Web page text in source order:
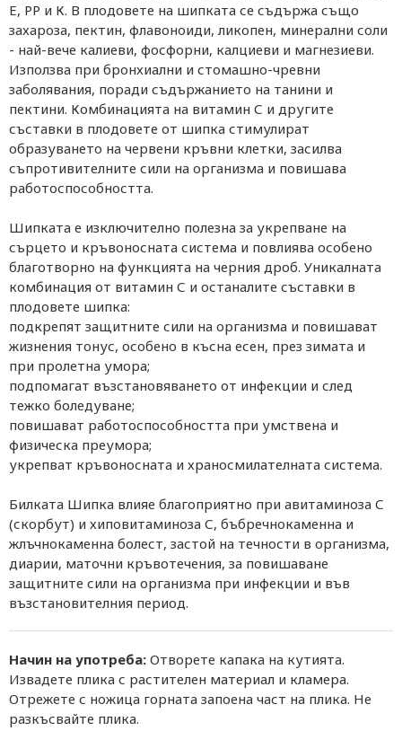
Е, РР и К. В плодовете на шипката се съдържа също
захароза, пектин, флавоноиди, ликопен, минерални соли
- най-вече калиеви, фосфорни, калциеви и магнезиеви.
Използва при бронхиални и стомашно-чревни
заболявания, поради съдържанието на танини и
пектини. Комбинацията на витамин С и другите
съставки в плодовете от шипка стимулират
образуването на червени кръвни клетки, засилва
съпротивителните сили на организма и повишава
работоспособността.
Шипката е изключително полезна за укрепване на
сърцето и кръвоносната система и повлиява особено
благотворно на функцията на черния дроб. Уникалната
комбинация от витамин С и останалите съставки в
плодовете шипка:
подкрепят защитните сили на организма и повишават
жизнения тонус, особено в късна есен, през зимата и
при пролетна умора;
подпомагат възстановяването от инфекции и след
тежко боледуване;
повишават работоспособността при умствена и
физическа преумора;
укрепват кръвоносната и храносмилателната система.
Билката Шипка влияе благоприятно при авитаминоза С
(скорбут) и хиповитаминоза С, бъбречнокаменна и
жлъчнокаменна болест, застой на течности в организма,
диарии, маточни кръвотечения, за повишаване
защитните сили на организма при инфекции и във
възстановителния период.
Начин на употреба: Отворете капака на кутията.
Извадете плика с растителен материал и кламера.
Отрежете с ножица горната запоена част на плика. Не
разкъсвайте плика.